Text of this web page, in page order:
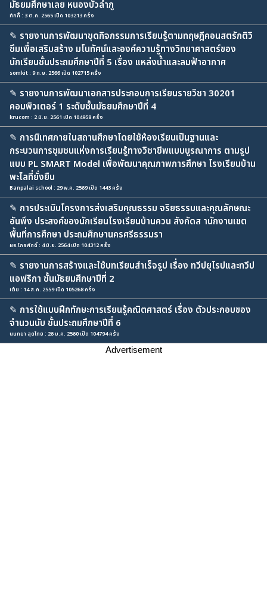
มัธยมศึกษาเลย หนองบัวลำภู
ทักกี้ : 3 ต.ค. 2565 เปิด 103213 ครั้ง
✎ รายงานการพัฒนาชุดกิจกรรมการเรียนรู้ตามทฤษฎีคอนสตรักติวิ
ซึมเพื่อเสริมสร้าง มโนทัศน์และองค์ความรู้ทางวิทยาศาสตร์ของ
นักเรียนชั้นประถมศึกษาปีที่ 5 เรื่อง แหล่งน้ำและลมฟ้าอากาศ
somkit : 9 ก.ย. 2566 เปิด 102715 ครั้ง
✎ รายงานการพัฒนาเอกสารประกอบการเรียนรายวิชา 30201
คอมพิวเตอร์ 1 ระดับชั้นมัธยมศึกษาปีที่ 4
krucom : 2 มิ.ย. 2561 เปิด 104958 ครั้ง
✎ การนิเทศภายในสถานศึกษาโดยใช้ห้องเรียนเป็นฐานและ
กระบวนการชุมชนแห่งการเรียนรู้ทางวิชาชีพแบบบูรณาการ ตามรูป
แบบ PL SMART Model เพื่อพัฒนาคุณภาพการศึกษา โรงเรียนบ้าน
พะไลที่ยั่งยืน
Banpalai school : 29 พ.ค. 2569 เปิด 1443 ครั้ง
✎ การประเมินโครงการส่งเสริมคุณธรรม จริยธรรมและคุณลักษณะ
อันพึง ประสงค์ของนักเรียนโรงเรียนบ้านควน สังกัดส านักงานเขต
พื้นที่การศึกษา ประถมศึกษานครศรีธรรมรา
ผอ.ไกรศักดิ์ : 4 มิ.ย. 2564 เปิด 104312 ครั้ง
✎ รายงานการสร้างและใช้บทเรียนสำเร็จรูป เรื่อง ทวีปยุโรปและทวีป
แอฟริกา ชั้นมัธยมศึกษาปีที่ 2
เต้ย : 14 ส.ค. 2559 เปิด 105268 ครั้ง
✎ การใช้แบบฝึกทักษะการเรียนรู้คณิตศาสตร์ เรื่อง ตัวประกอบของ
จำนวนนับ ชั้นประถมศึกษาปีที่ 6
นนทยา สุดไทย : 26 ม.ค. 2560 เปิด 104794 ครั้ง
Advertisement